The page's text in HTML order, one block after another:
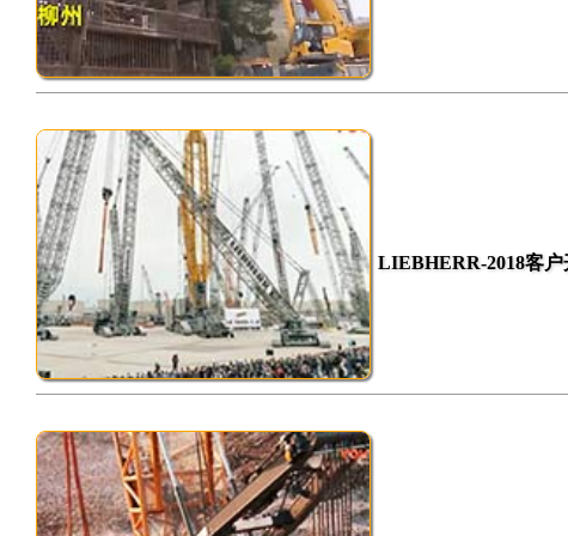
LIEBHERR-2018客户